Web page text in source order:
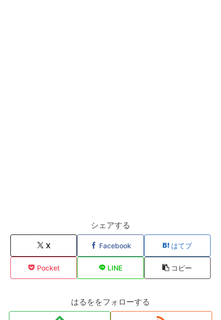
シェアする
X Facebook はてブ
Pocket LINE コピー
はるををフォローする